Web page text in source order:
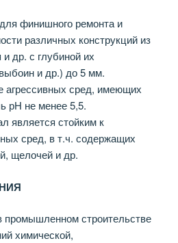
финишного ремонта и
различных конструкций из
др. с глубиной их
и др.) до 5 мм.
агрессивных сред, имеющих
рН не менее 5,5.
является стойким к
сред, в т.ч. содержащих
щелочей и др.
строительстве
химической,